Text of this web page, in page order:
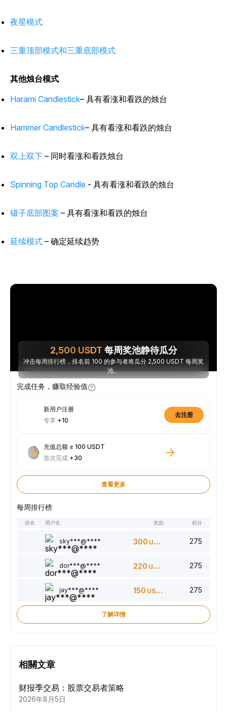
夜星模式
三重顶部模式和三重底部模式
其他烛台模式
Harami Candlestick– 具有看涨和看跌的烛台
Hammer Candlestick– 具有看涨和看跌的烛台
双上双下 – 同时看涨和看跌烛台
Spinning Top Candle - 具有看涨和看跌的烛台
镊子底部图案 – 具有看涨和看跌的烛台
延续模式 – 确定延续趋势
2,500 USDT 每周奖池静待瓜分
冲击每周排行榜，排名前 100 的参与者将瓜分 2,500 USDT 每周奖
池。
完成任务，赚取经验值
新用户注册
专享 +10
去注册
充值总额 ≥ 100 USDT
首次完成 +30
查看更多
每周排行榜
排名 用户名 奖励 积分
sky***@**** 300 USDT 275
dor***@**** 220 USDT 275
jay***@**** 150 USDT 275
了解详情
相關文章
财报季交易：股票交易者策略
2026年8月5日